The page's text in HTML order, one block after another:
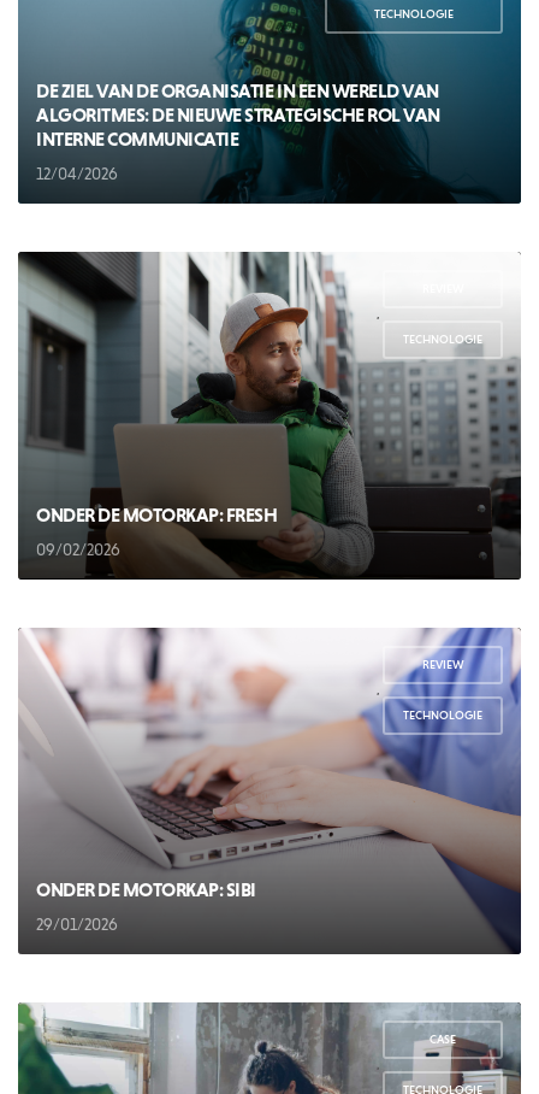
TECHNOLOGIE
DE ZIEL VAN DE ORGANISATIE IN EEN WERELD VAN
ALGORITMES: DE NIEUWE STRATEGISCHE ROL VAN
INTERNE COMMUNICATIE
12/04/2026
TECHNOLOGIE
ONDER DE MOTORKAP: FRESH
09/02/2026
REVIEW
TECHNOLOGIE
ONDER DE MOTORKAP: SIBI
29/01/2026
CASE
,
TECHNOLOGIE